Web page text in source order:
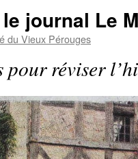
journal Le
du Vieux Pérouges
pour réviser